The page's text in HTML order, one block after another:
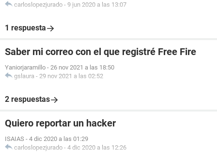
carloslopezjurado - 9 jun 2020 a las 13:07
1 respuesta
Saber mi correo con el que registré Free Fire
Yaniorjaramillo - 26 nov 2021 a las 18:50
gslaura - 29 nov 2021 a las 02:52
2 respuestas
Quiero reportar un hacker
ISAIAS - 4 dic 2020 a las 01:29
carloslopezjurado - 4 dic 2020 a las 12:26